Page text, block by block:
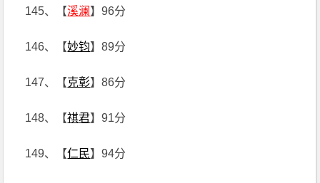
145、【溪澜 】96分
146、【妙钧】89分
147、【克彰】86分
148、【祺君】91分
149、【仁民】94分